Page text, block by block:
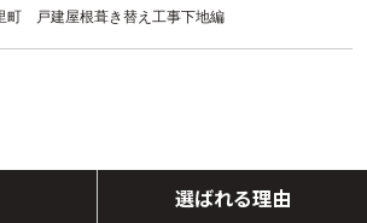
戸建屋根葺き替え工事下地編
選ばれる理由